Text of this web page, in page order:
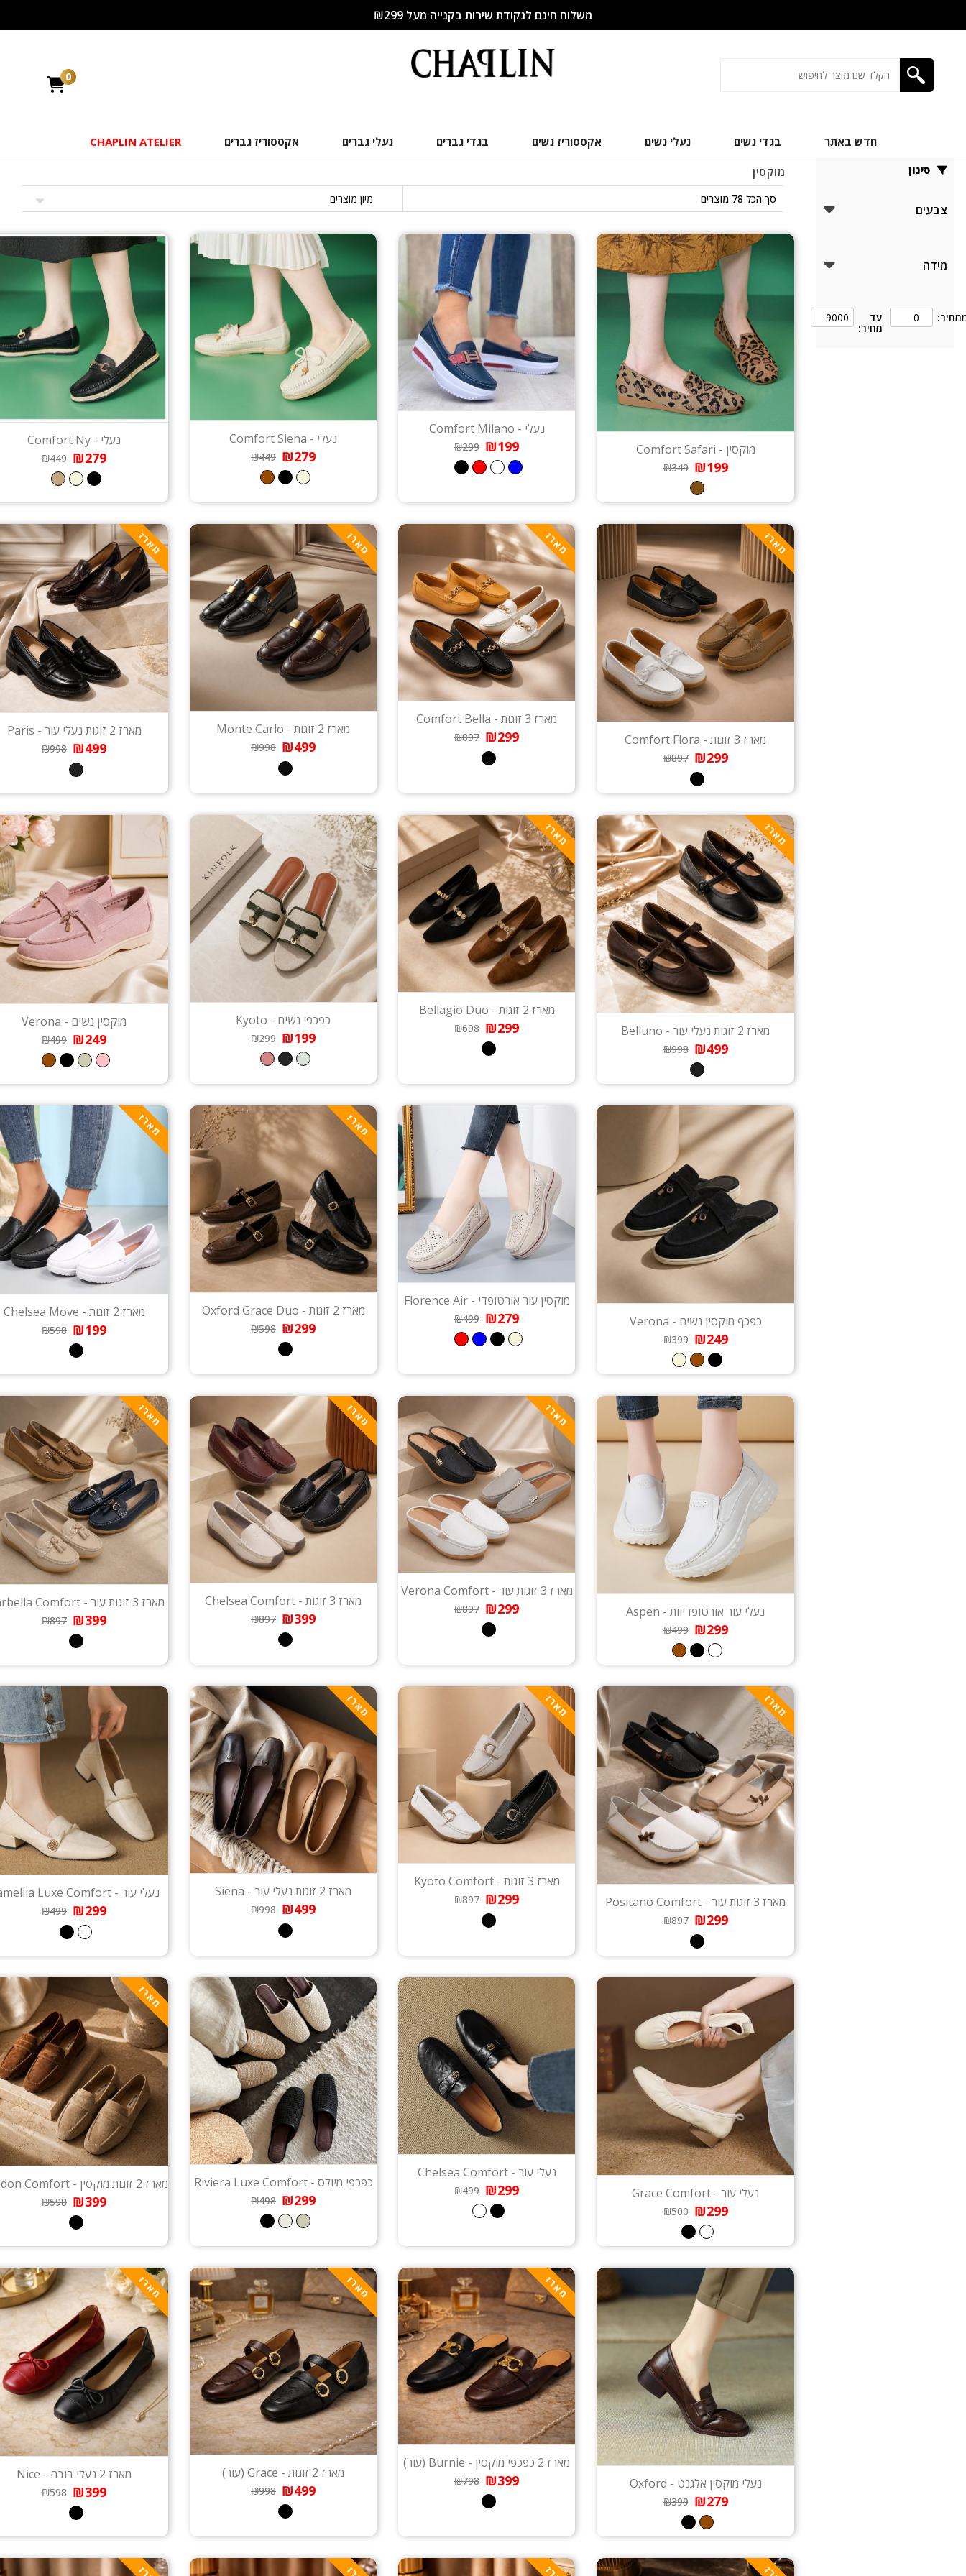
משלוח חינם לנקודת שירות בקנייה מעל ₪299
0
חדש באתר בגדי נשים נעלי נשים אקססוריז נשים בגדי גברים נעלי גברים אקססוריז גברים CHAPLIN ATELIER
סינון
צבעים
מידה
עד
מחיר:
מוקסין
סך הכל 78 מוצרים
מוקסין - Comfort Safari
₪199
₪349
נעלי - Comfort Milano
₪199
₪299
נעלי - Comfort Siena
₪279
₪449
נעלי - Comfort Ny
₪279
₪449
מארז
מארז 3 זוגות - Comfort Flora
₪299
₪897
מארז
מארז 3 זוגות - Comfort Bella
₪299
₪897
מארז
מארז 2 זוגות - Monte Carlo
₪499
₪998
מארז
מארז 2 זוגות נעלי עור - Paris
₪499
₪998
מארז
מארז 2 זוגות נעלי עור - Belluno
₪499
₪998
מארז
מארז 2 זוגות - Bellagio Duo
₪299
₪698
כפכפי נשים - Kyoto
₪199
₪299
מוקסין נשים - Verona
₪249
₪499
כפכף מוקסין נשים - Verona
₪249
₪399
מוקסין עור אורטופדי - Florence Air
₪279
₪499
מארז
מארז 2 זוגות - Oxford Grace Duo
₪299
₪598
מארז
מארז 2 זוגות - Chelsea Move
₪199
₪598
נעלי עור אורטופדיוות - Aspen
₪299
₪499
מארז
מארז 3 זוגות עור - Verona Comfort
₪299
₪897
מארז
מארז 3 זוגות - Chelsea Comfort
₪399
₪897
מארז
מארז 3 זוגות עור - Marbella Comfort
₪399
₪897
מארז
מארז 3 זוגות עור - Positano Comfort
₪299
₪897
מארז
מארז 3 זוגות - Kyoto Comfort
₪299
₪897
מארז
מארז 2 זוגות נעלי עור - Siena
₪499
₪998
נעלי עור - Camellia Luxe Comfort
₪299
₪499
נעלי עור - Grace Comfort
₪299
₪500
נעלי עור - Chelsea Comfort
₪299
₪499
כפכפי מיולס - Riviera Luxe Comfort
₪299
₪498
מארז
מארז 2 זוגות מוקסין - London Comfort
₪399
₪598
נעלי מוקסין אלגנט - Oxford
₪279
₪399
מארז
מארז 2 כפכפי מוקסין - Burnie (עור)
₪399
₪798
מארז
מארז 2 זוגות - Grace (עור)
₪499
₪998
מארז
מארז 2 נעלי בובה - Nice
₪399
₪598